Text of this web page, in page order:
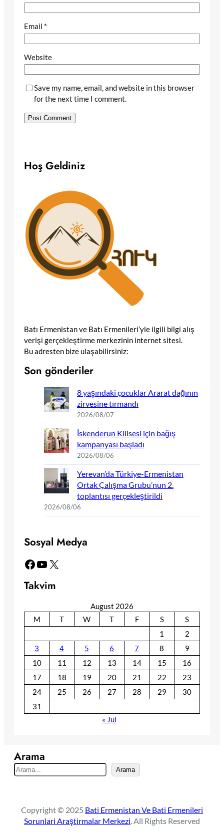
Email *
Website
Save my name, email, and website in this browser
for the next time I comment.
Hoş Geldiniz
Batı Ermenistan ve Batı Ermenileri’yle ilgili bilgi alış
verişi gerçekleştirme merkezinin internet sitesi.
Bu adresten bize ulaşabilirsiniz:
Son gönderiler
8 yaşındaki çocuklar Ararat dağının
zirvesine tırmandı
2026/08/07
İskenderun Kilisesi için bağış
kampanyası başladı
2026/08/06
Yerevan’da Türkiye-Ermenistan
Ortak Çalışma Grubu’nun 2.
toplantısı gerçekleştirildi
2026/08/06
Sosyal Medya
Facebook YouTube X
Takvim
August 2026
M
T W T F S
S
1
2
3
4 5 6 7 8
9
10
11 12 13 14 15
16
17
18 19 20 21 22
23
24
25 26 27 28 29
30
31
« Jul
Arama
S
e
c
h
Arama
Copyright © 2025 Bati Ermenistan Ve Bati Ermenileri
Sorunlari Araştirmalar Merkezi . All Rights Reserved